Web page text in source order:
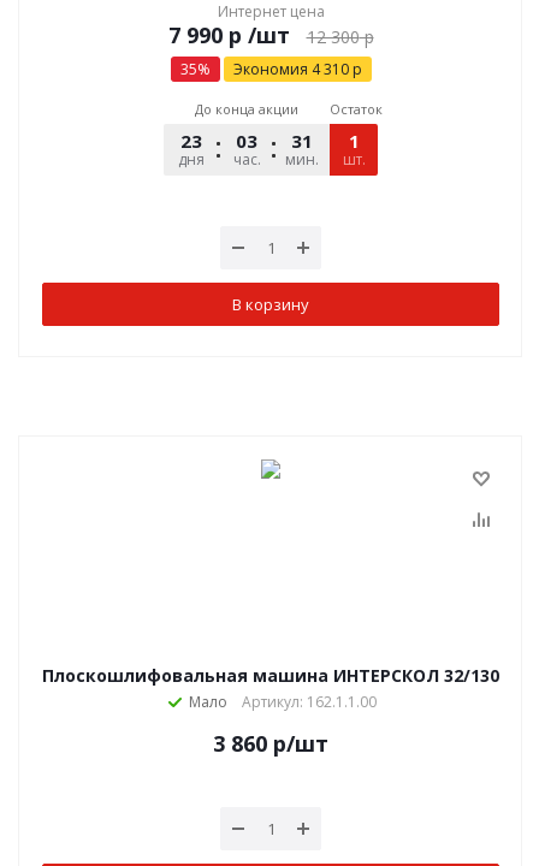
Интернет цена
р /шт 12 300р
35% Экономия 4 310р
До конца акции
23
дня
03
час.
30
мин.
59
сек.
Остаток
1
шт.
В корзину
Плоскошлифовальная машина ИНТЕРСКОЛ 32/130
Мало Артикул: 162.1.1.00
3 860 р/шт